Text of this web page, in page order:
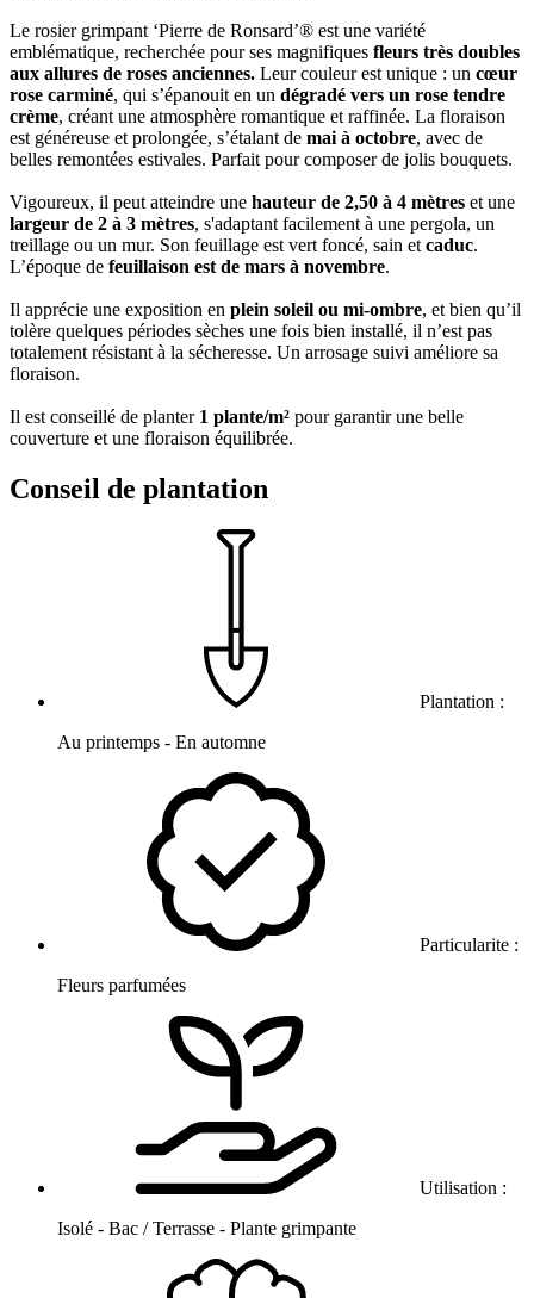
Le rosier grimpant ‘Pierre de Ronsard’® est une variété
emblématique, recherchée pour ses magnifiques fleurs très doubles
aux allures de roses anciennes. Leur couleur est unique : un cœur
rose carminé, qui s’épanouit en un dégradé vers un rose tendre
crème, créant une atmosphère romantique et raffinée. La floraison
est généreuse et prolongée, s’étalant de mai à octobre, avec de
belles remontées estivales. Parfait pour composer de jolis bouquets.
Vigoureux, il peut atteindre une hauteur de 2,50 à 4 mètres et une
largeur de 2 à 3 mètres, s'adaptant facilement à une pergola, un
treillage ou un mur. Son feuillage est vert foncé, sain et caduc.
L’époque de feuillaison est de mars à novembre.
Il apprécie une exposition en plein soleil ou mi-ombre, et bien qu’il
tolère quelques périodes sèches une fois bien installé, il n’est pas
totalement résistant à la sécheresse. Un arrosage suivi améliore sa
floraison.
Il est conseillé de planter 1 plante/m² pour garantir une belle
couverture et une floraison équilibrée.
Conseil de plantation
Plantation :
Au printemps - En automne
Particularite :
Fleurs parfumées
Utilisation :
Isolé - Bac / Terrasse - Plante grimpante